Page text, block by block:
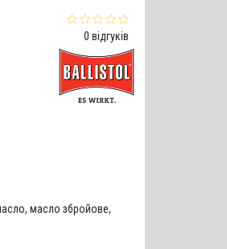
0 відгуків
, масло збройове,